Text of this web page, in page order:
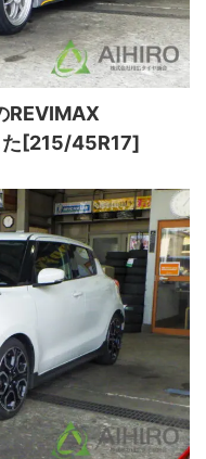
REVIMAX
[215/45R17]